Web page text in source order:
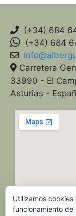
(+34) 684
(+34) 684
Carretera
33990 - El
Asturias -
Utilizamos
funcionamiento de